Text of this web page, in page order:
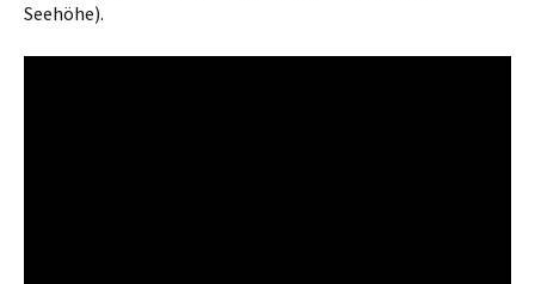
Seehöhe).